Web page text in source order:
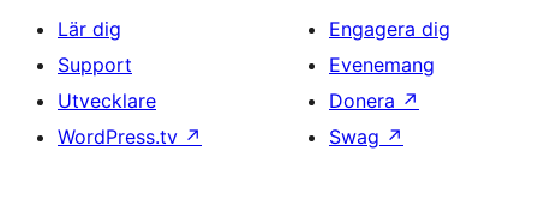
Lär dig
Support
Utvecklare
WordPress.tv ↗
Engagera dig
Evenemang
Donera ↗
Swag ↗